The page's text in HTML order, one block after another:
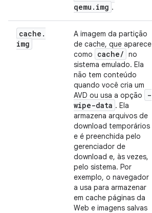
qemu.img .
cache .
img
A imagem da partição
de cache, que aparece
como
cache/ no
sistema emulado. Ela
não tem conteúdo
quando você cria um
AVD ou usa a opção
-
wipe-data . Ela
armazena arquivos de
download temporários
e é preenchida pelo
gerenciador de
download e, às vezes,
pelo sistema. Por
exemplo, o navegador
a usa para armazenar
em cache páginas da
Web e imagens salvas